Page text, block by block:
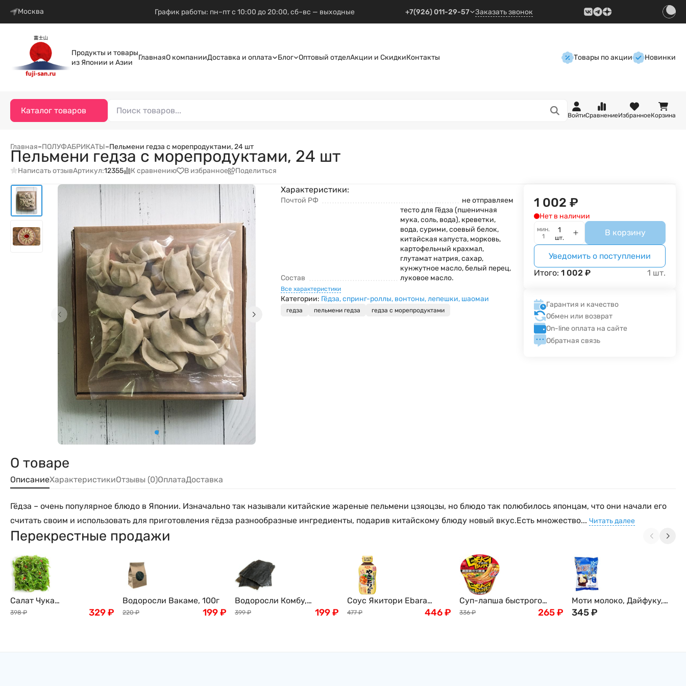
Москва График работы: пн–пт с 10:00 до 20:00, сб–вс — выходные +7(926) 011-29-57 Заказать звонок
Продукты и товары
из Японии и Азии
ГлавнаяО компанииДоставка и оплата Блог Оптовый отделАкции и СкидкиКонтакты Товары по акции Новинки
Каталог товаров
ВойтиСравнениеИзбранноеКорзина
Главная–ПОЛУФАБРИКАТЫ–Пельмени гедза с морепродуктами, 24 шт
Пельмени гедза с морепродуктами, 24 шт
Написать отзывАртикул:12355 К сравнению В избранное Поделиться
Характеристики:
Почтой РФ не отправляем
Состав
тесто для Гёдза (пшеничная
мука, соль, вода), креветки,
вода, сурими, соевый белок,
китайская капуста, морковь,
картофельный крахмал,
глутамат натрия, сахар,
кунжутное масло, белый перец,
луковое масло.
Все характеристики
Категории: Гёдза, спринг-роллы, вонтоны, лепешки, шаомаи
гедза пельмени гедза гедза с морепродуктами
1 002 ₽
Нет в наличии
мин.
1
шт.
В корзину
Уведомить о поступлении
Итого:1 002 ₽ 1 шт.
Гарантия и качество
Обмен или возврат
On-line оплата на сайте
Обратная связь
О товаре
ОписаниеХарактеристикиОтзывы (0)ОплатаДоставка
Гёдза – очень популярное блюдо в Японии. Изначально так называли китайские жареные пельмени цзяоцзы, но блюдо так полюбилось японцам, что они начали его
считать своим и использовать для приготовления гёдза разнообразные ингредиенты, подарив китайскому блюду новый вкус.Есть множество... Читать далее
Перекрестные продажи
Салат Чука
(замороженный) , 1кг
398 ₽ 329₽
Водоросли Вакаме, 100г
220 ₽ 199₽
Водоросли Комбу,
листовые Dashi Kombu,
399 ₽ 199₽
Соус Якитори Ebara
Foods, для шашлычков из
477 ₽ 446₽
Суп-лапша быстрого
приготовления, Nissin на
336 ₽ 265₽
Моти молоко, Дайфуку,
120гр
345₽